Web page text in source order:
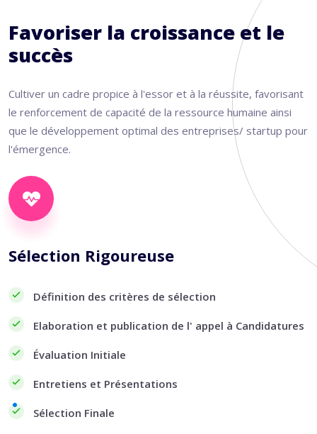
Favoriser la croissance et le
succès
Cultiver un cadre propice à l'essor et à la réussite, favorisant
le renforcement de capacité de la ressource humaine ainsi
que le développement optimal des entreprises/ startup pour
l'émergence.
Sélection Rigoureuse
Définition des critères de sélection
Elaboration et publication de l' appel à Candidatures
Évaluation Initiale
Entretiens et Présentations
Sélection Finale